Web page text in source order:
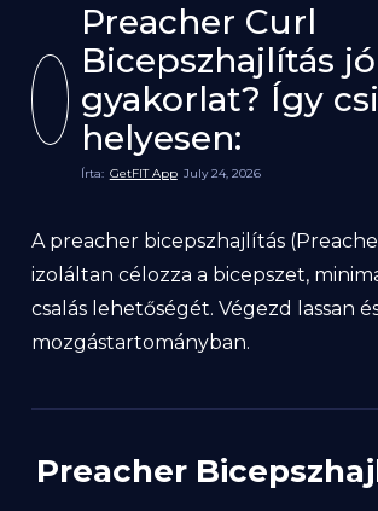
Preacher Curl
Bicepszhajlítás jó
gyakorlat? Így
helyesen:
Írta: GetFIT App July 24, 2026
A preacher bicepszhajlítás
izoláltan célozza a bicepszet,
csalás lehetőségét. Végezd lassan
mozgástartományban.
Preacher